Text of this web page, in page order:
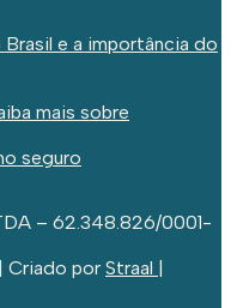
e a importância do
mais sobre
seguro
– 62.348.826/0001-
Criado por Straal |